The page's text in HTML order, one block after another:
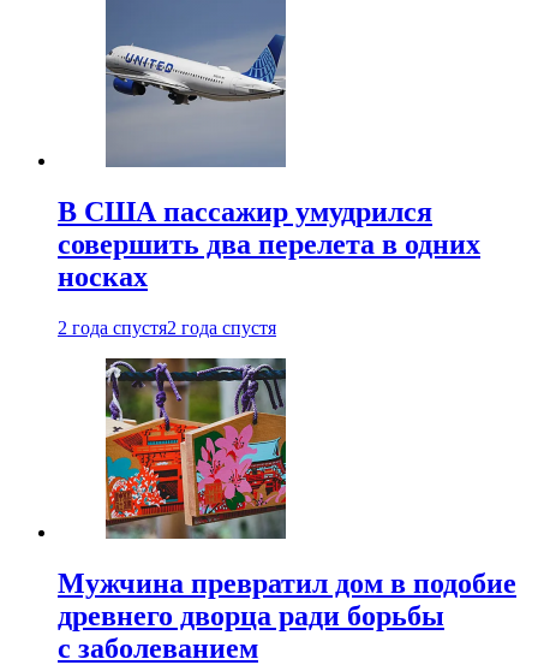
В США пассажир умудрился
совершить два перелета в одних
носках
2 года спустя2 года спустя
Мужчина превратил дом в подобие
древнего дворца ради борьбы
с заболеванием